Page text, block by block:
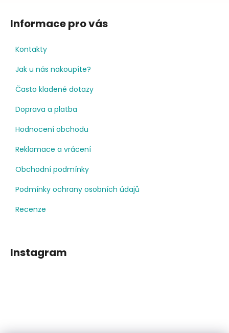
Informace pro vás
Kontakty
Jak u nás nakoupíte?
Často kladené dotazy
Doprava a platba
Hodnocení obchodu
Reklamace a vrácení
Obchodní podmínky
Podmínky ochrany osobních údajů
Recenze
Instagram